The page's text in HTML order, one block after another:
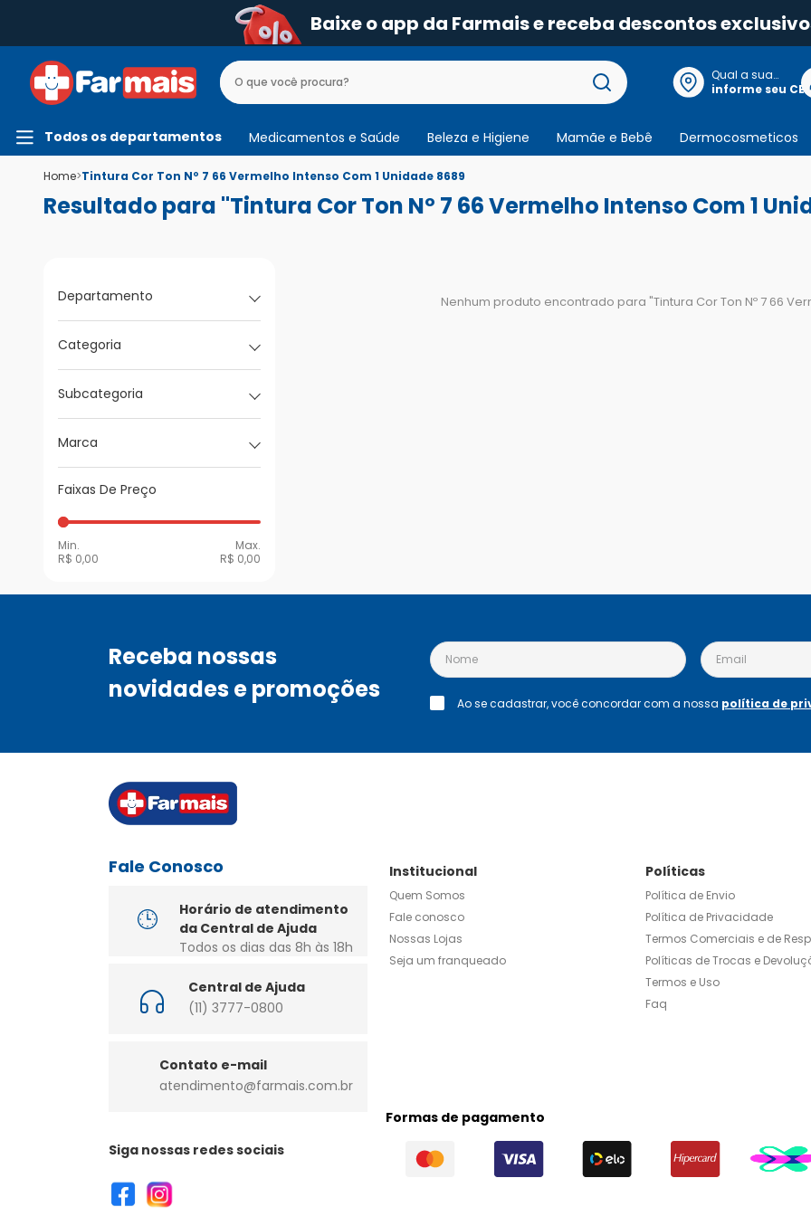
Baixe o app da Farmais e receba descontos
Qual a sua
localização?
informe seu CEP
Todos os departamentos Medicamentos e Saúde Beleza e Higiene Mamãe e Bebê Dermocosmeticos
Home>Tintura Cor Ton Nº 7 66 Vermelho Intenso Com 1 Unidade 8689
Resultado para "Tintura Cor Ton Nº 7 66 Vermelho Intenso Com 1
Departamento
Categoria
Subcategoria
Marca
Faixas De Preço
Min.
R$ 0,00
Max.
R$ 0,00
Nenhum produto encontrado para "Tintura Cor Ton Nº 7 66
Receba nossas
novidades e promoções
Ao se cadastrar, você concordar com a nossa política de
Fale Conosco
Horário de atendimento
da Central de Ajuda
Todos os dias das 8h às 18h
Central de Ajuda
(11) 3777-0800
Contato e-mail
atendimento@farmais.com.br
Siga nossas redes sociais
Institucional
Quem Somos
Fale conosco
Nossas Lojas
Seja um franqueado
Políticas
Política de Envio
Política de Privacidade
Termos Comerciais e de
Políticas de Trocas e
Termos e Uso
Faq
Formas de pagamento